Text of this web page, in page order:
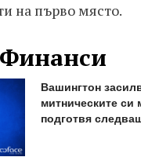
на първо място.
Вашингтон
митническите си
подготвя